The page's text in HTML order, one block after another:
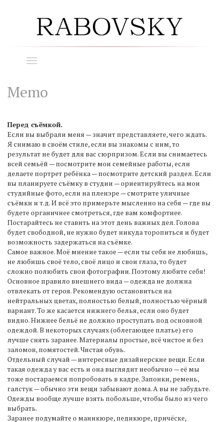
Toggle
Memo
Перед съёмкой.
Если вы выбрали меня — значит представляете, чего ждать.
Я снимаю в своём стиле, если вы знакомы с ним, то
результат не будет для вас сюрпризом. Если вы снимаетесь
всей семьёй — посмотрите мои семейные работы, если
делаете портрет ребёнка — посмотрите детский раздел. Если
вы планируете съёмку в студии — ориентируйтесь на мои
студийные фото, если на пленэре — смотрите уличные
съёмки и т.д. И всё это примерьте мысленно на себя — где вы
будете органичнее смотреться, где вам комфортнее.
Постарайтесь не ставить на этот день важных дел. Голова
будет свободной, не нужно будет никуда торопиться и будет
возможность задержаться на съёмке.
Самое важное. Моё мнение такое — если ты себя не любишь,
не любишь своё тело, своё лицо и свои глаза, то будет
сложно полюбить свои фотографии. Поэтому любите себя!
Основное правило внешнего вида — одежда не должна
отвлекать от героя. Рекомендую остановиться на
нейтральных цветах, полностью белый, полностью чёрный
вариант. То же касается нижнего белья, если оно будет
видно. Нижнее бельё не должно проступать под основной
одеждой. В некоторых случаях (облегающее платье) его
лучше снять заранее. Материалы простые, всё чистое и без
заломов, помятостей. Чистая обувь.
Отдельный случай — интересные дизайнерские вещи. Если
такая одежда у вас есть и она выглядит необычно — её мы
тоже постараемся попробовать в кадре. Запонки, ремень,
галстук — обычно эти вещи забывают дома. А вы не забудьте.
Одежды вообще лучше взять побольше, чтобы было из чего
выбрать.
Заранее подумайте о маникюре, педикюре, причёске,